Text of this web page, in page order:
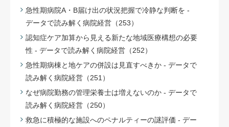
急性期病院A・B届け出の状況把握で冷静な判断を -
データで読み解く病院経営（253）
認知症ケア加算から見える新たな地域医療構想の必要
性 - データで読み解く病院経営（252）
急性期病棟と地ケアの併設は見直すべきか - データで
読み解く病院経営（251）
なぜ病院勤務の管理栄養士は増えないのか - データで
読み解く病院経営（250）
救急に積極的な施設へのペナルティーの謎評価 - デー